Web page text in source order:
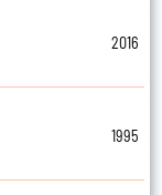
2016
1995